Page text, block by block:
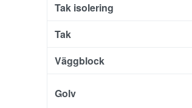
Tak isolering
Tak
Väggblock
Golv